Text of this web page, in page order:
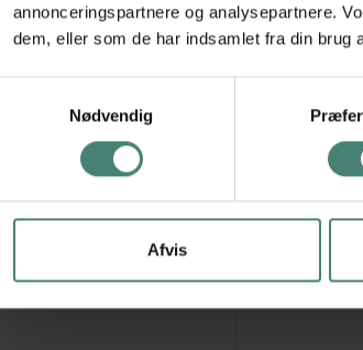
annonceringspartnere og analysepartnere.
dem, eller som de har indsamlet fra din brug
Nødvendig
Afvis